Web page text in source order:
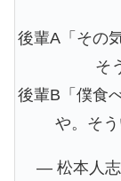
後輩A「その
そ
後輩B「僕食
や。そ
— 松本人志